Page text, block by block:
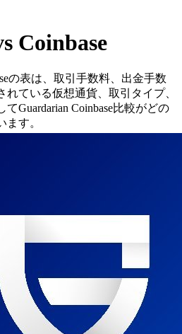
Coinbase
の表は、取引手数料、出金手数
ている仮想通貨、取引タイプ、
Guardarian Coinbase比較がどの
ます。